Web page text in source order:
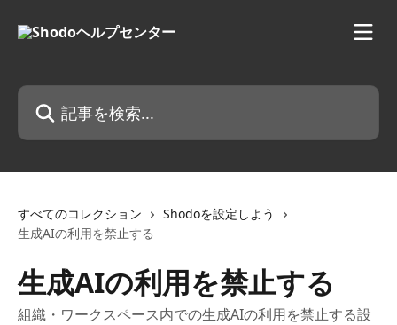
記事を検索...
すべてのコレクション
Shodoを設定しよう
生成AIの利用を禁止する
生成AIの利用を禁止する
組織・ワークスペース内での生成AIの利用を禁止する設